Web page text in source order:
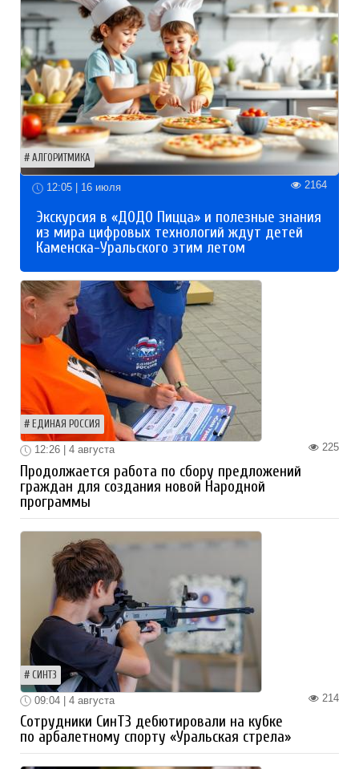
АЛГОРИТМИКА
12:05 | 16 июля 2164
Экскурсия в «ДОДО Пицца» и полезные знания
из мира цифровых технологий ждут детей
Каменска-Уральского этим летом
ЕДИНАЯ РОССИЯ
225
12:26 | 4 августа
Продолжается работа по сбору предложений
граждан для создания новой Народной
программы
СИНТЗ
214
09:04 | 4 августа
Сотрудники СинТЗ дебютировали на кубке
по арбалетному спорту «Уральская стрела»